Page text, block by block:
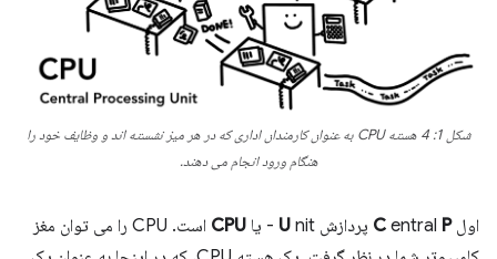
شکل 1: 4 هسته CPU به عنوان کارمندان اداری که در هر میز نشسته اند و وظایف خود را
هنگام ورود انجام می دهند.
اول C entral P پردازش U nit - یا CPU
است. CPU را می توان مغز